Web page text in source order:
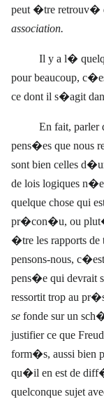
peut �tre retrouv�
association.
Il y a l�
pour beaucoup,
ce dont il s�agit
En fait,
pens�es que nous
sont bien celles
de lois logiques
quelque chose qui
pr�con�u, ou
�tre les rapports
pensons-nous,
pens�e qui
ressortit trop au
se fonde sur un
justifier ce que
form�s, aussi bien
qu�il en est de
quelconque sujet